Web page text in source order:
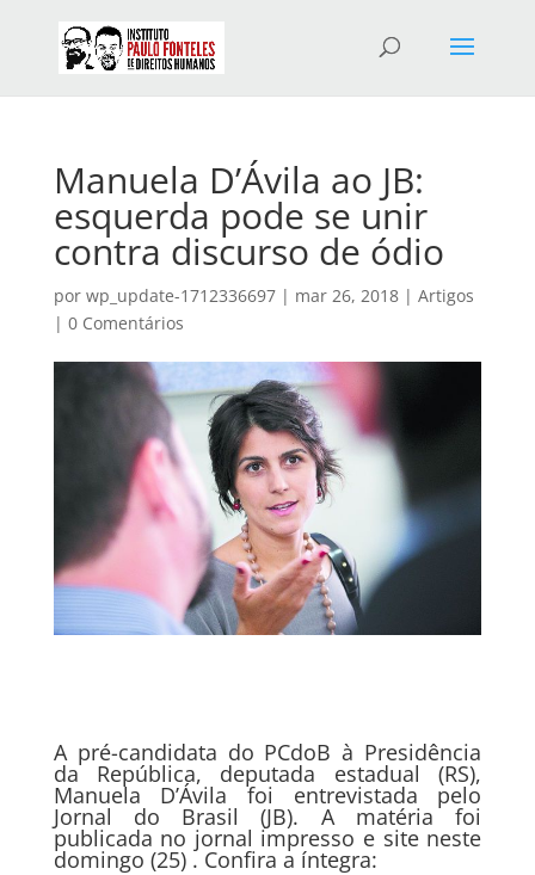
Manuela D’Ávila ao JB:
esquerda pode se unir
contra discurso de ódio
por wp_update-1712336697| mar 26, 2018| Artigos
| 0 Comentários
A pré-candidata do PCdoB à Presidência
da República, deputada estadual (RS),
Manuela D’Ávila foi entrevistada pelo
Jornal do Brasil (JB). A matéria foi
publicada no jornal impresso e site neste
domingo (25) . Confira a íntegra: